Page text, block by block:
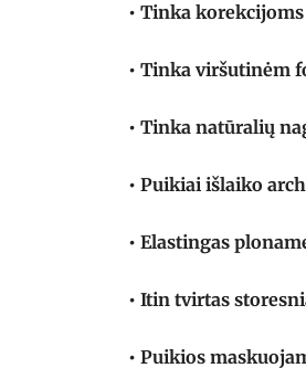
• Tinka
• Tinka viršutinėm
• Tinka natūralių
• Puikiai išlaiko
• Elastingas
• Itin tvirtas
• Puikios